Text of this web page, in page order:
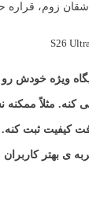
زوم،
ویژه خودش
مثلاً ممکنه
کیفیت ثبت
ی بهتر